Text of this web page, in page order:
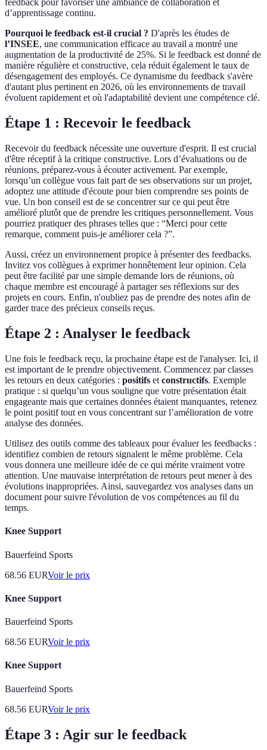
feedback pour favoriser une ambiance de collaboration et
d’apprentissage continu.
Pourquoi le feedback est-il crucial ? D'après les études de
l’INSEE, une communication efficace au travail a montré une
augmentation de la productivité de 25%. Si le feedback est donné de
manière régulière et constructive, cela réduit également le taux de
désengagement des employés. Ce dynamisme du feedback s'avère
d'autant plus pertinent en 2026, où les environnements de travail
évoluent rapidement et où l'adaptabilité devient une compétence clé.
Étape 1 : Recevoir le feedback
Recevoir du feedback nécessite une ouverture d'esprit. Il est crucial
d'être réceptif à la critique constructive. Lors d’évaluations ou de
réunions, préparez-vous à écouter activement. Par exemple,
lorsqu’un collègue vous fait part de ses observations sur un projet,
adoptez une attitude d'écoute pour bien comprendre ses points de
vue. Un bon conseil est de se concentrer sur ce qui peut être
amélioré plutôt que de prendre les critiques personnellement. Vous
pourriez pratiquer des phrases telles que : “Merci pour cette
remarque, comment puis-je améliorer cela ?”.
Aussi, créez un environnement propice à présenter des feedbacks.
Invitez vos collègues à exprimer honnêtement leur opinion. Cela
peut être facilité par une simple demande lors de réunions, où
chaque membre est encouragé à partager ses réflexions sur des
projets en cours. Enfin, n'oubliez pas de prendre des notes afin de
garder trace des précieux conseils reçus.
Étape 2 : Analyser le feedback
Une fois le feedback reçu, la prochaine étape est de l'analyser. Ici, il
est important de le prendre objectivement. Commencez par classes
les retours en deux catégories : positifs et constructifs. Exemple
pratique : si quelqu’un vous souligne que votre présentation était
engageante mais que certaines données étaient manquantes, retenez
le point positif tout en vous concentrant sur l’amélioration de votre
analyse des données.
Utilisez des outils comme des tableaux pour évaluer les feedbacks :
identifiez combien de retours signalent le même problème. Cela
vous donnera une meilleure idée de ce qui mérite vraiment votre
attention. Une mauvaise interprétation de retours peut mener à des
évolutions inappropriées. Ainsi, sauvegardez vos analyses dans un
document pour suivre l'évolution de vos compétences au fil du
temps.
Knee Support
Bauerfeind Sports
68.56 EURVoir le prix
Knee Support
Bauerfeind Sports
68.56 EURVoir le prix
Knee Support
Bauerfeind Sports
68.56 EURVoir le prix
Étape 3 : Agir sur le feedback